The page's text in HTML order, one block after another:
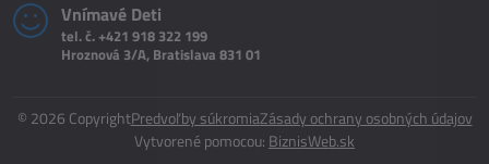
Vnímavé Deti
tel. č.+421 918 322 199
Hroznová 3/A, Bratislava 831 01
© 2026 CopyrightPredvoľby súkromiaZásady ochrany osobných údajov
Vytvorené pomocou: BiznisWeb.sk